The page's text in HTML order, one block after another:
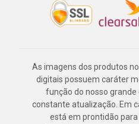
As imagens dos produtos
digitais possuem caráter
função do nosso
constante atualização. Em
está em prontidão